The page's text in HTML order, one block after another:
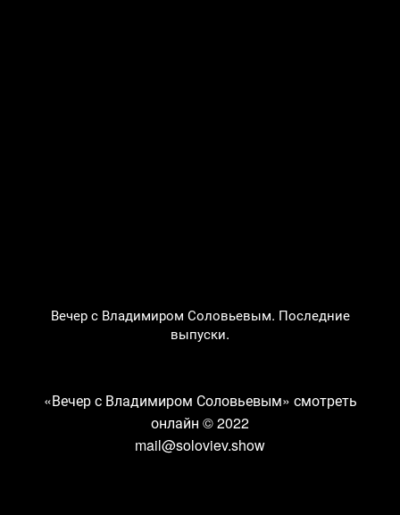
Вечер с Владимиром Соловьевым. Последние
выпуски.
«Вечер с Владимиром Соловьевым» смотреть
онлайн © 2022
mail@soloviev.show